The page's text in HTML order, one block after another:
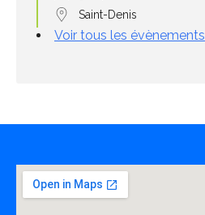
Saint-Denis
Voir tous les évènements